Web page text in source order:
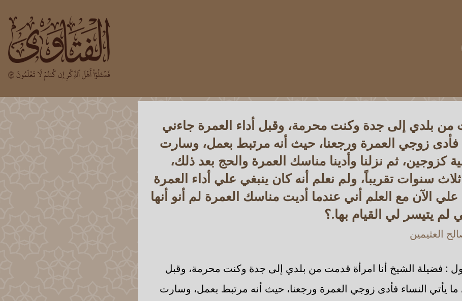
من بلدي إلى جدة وكنت محرمة، وقبل أداء العمرة جاءني
فأدى زوجي العمرة ورجعنا، حيث أنه مرتبط بعمل، وسارت
كزوجين، ثم نزلنا وأدينا مناسك العمرة والحج بعد ذلك،
سنوات تقريباً، ولم نعلم أنه كان ينبغي علي أداء العمرة
علي الآن مع العلم أني عندما أديت مناسك العمرة لم أنو أنها
لم يتيسر لي القيام بها.؟
العثيمين
: فضيلة الشيخ أنا امرأة قدمت من بلدي إلى جدة وكنت محرمة، وقبل
ما يأتي النساء فأدى زوجي العمرة ورجعنا، حيث أنه مرتبط بعمل، وسارت